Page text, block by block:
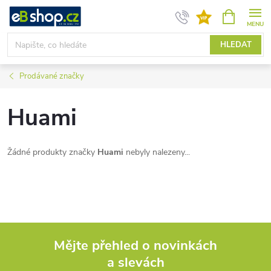
Přejít
obsah
HLEDAT
NÁKUPNÍ
KOŠÍK
Prodávané značky
Huami
Žádné produkty značky Huami nebyly nalezeny...
Mějte přehled o novinkách
a slevách